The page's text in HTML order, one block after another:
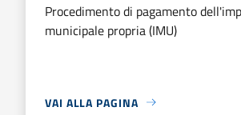
Procedimento di pagamento
municipale propria (IMU)
VAI ALLA PAGINA